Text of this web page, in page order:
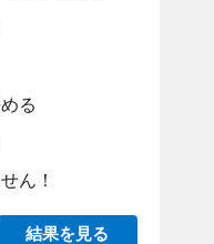
る
ん！
結果を見る